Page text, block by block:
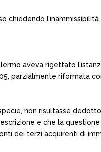
chiedendo l’inammissibilità
aveva rigettato
parzialmente riformata
non risultasse
e che la
dei terzi acquirenti di